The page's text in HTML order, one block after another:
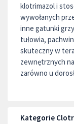
klotrimazol i
wywołanych
inne gatunki
tułowia,
skuteczny w
zewnętrznych
zarówno u
Kategorie